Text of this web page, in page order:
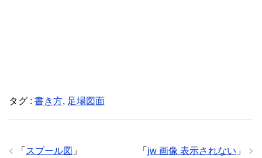
タグ : 書き方, 足場図面
「 jw 画像 表示されない 」
「 スプール図 」